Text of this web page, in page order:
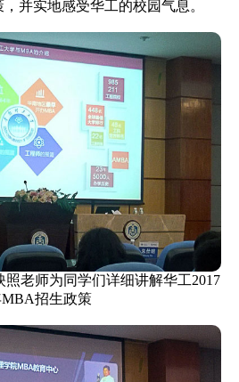
并实地感受华工的校园气息。
照老师为同学们详细讲解华工2017
MBA招生政策